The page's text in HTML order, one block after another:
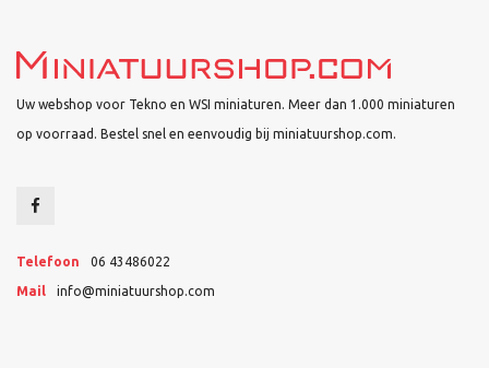
Uw webshop voor Tekno en WSI miniaturen. Meer dan 1.000 miniaturen
op voorraad. Bestel snel en eenvoudig bij miniatuurshop.com.
Telefoon 06 43486022
Mail info@miniatuurshop.com